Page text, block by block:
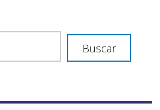
Buscar